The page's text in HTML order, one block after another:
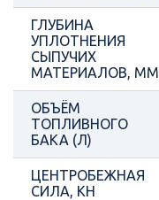
ГЛУБИНА
УПЛОТНЕНИЯ
СЫПУЧИХ
МАТЕРИАЛОВ, ММ
ОБЪЁМ
ТОПЛИВНОГО
БАКА (Л)
ЦЕНТРОБЕЖНАЯ
СИЛА, КН